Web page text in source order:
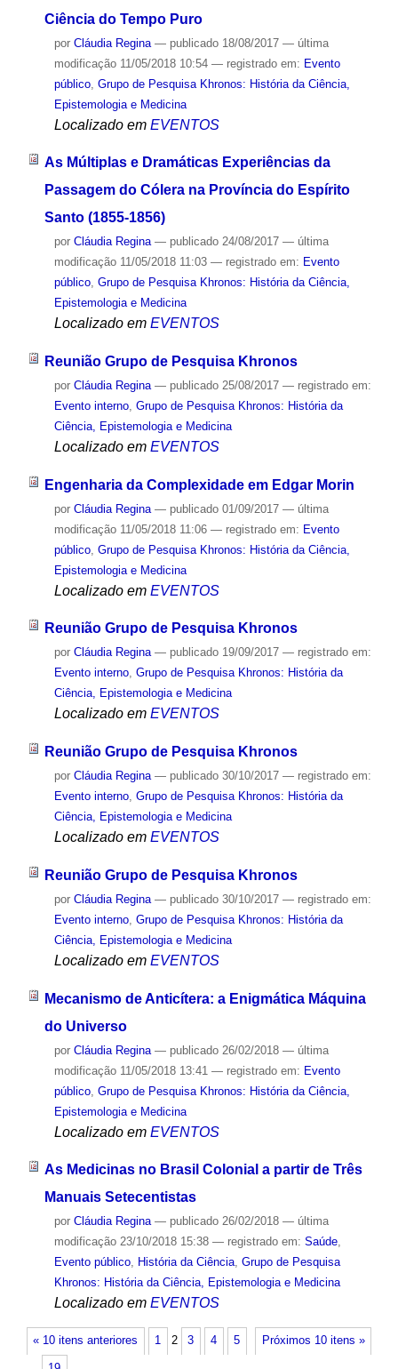
Ciência do Tempo Puro
por Cláudia Regina — publicado18/08/2017 — última
modificação11/05/2018 10:54 — registrado em: Evento
público, Grupo de Pesquisa Khronos: História da Ciência,
Epistemologia e Medicina
Localizado em EVENTOS
As Múltiplas e Dramáticas Experiências da
Passagem do Cólera na Província do Espírito
Santo (1855-1856)
por Cláudia Regina — publicado24/08/2017 — última
modificação11/05/2018 11:03 — registrado em: Evento
público, Grupo de Pesquisa Khronos: História da Ciência,
Epistemologia e Medicina
Localizado em EVENTOS
Reunião Grupo de Pesquisa Khronos
por Cláudia Regina — publicado25/08/2017 — registrado em:
Evento interno, Grupo de Pesquisa Khronos: História da
Ciência, Epistemologia e Medicina
Localizado em EVENTOS
Engenharia da Complexidade em Edgar Morin
por Cláudia Regina — publicado01/09/2017 — última
modificação11/05/2018 11:06 — registrado em: Evento
público, Grupo de Pesquisa Khronos: História da Ciência,
Epistemologia e Medicina
Localizado em EVENTOS
Reunião Grupo de Pesquisa Khronos
por Cláudia Regina — publicado19/09/2017 — registrado em:
Evento interno, Grupo de Pesquisa Khronos: História da
Ciência, Epistemologia e Medicina
Localizado em EVENTOS
Reunião Grupo de Pesquisa Khronos
por Cláudia Regina — publicado30/10/2017 — registrado em:
Evento interno, Grupo de Pesquisa Khronos: História da
Ciência, Epistemologia e Medicina
Localizado em EVENTOS
Reunião Grupo de Pesquisa Khronos
por Cláudia Regina — publicado30/10/2017 — registrado em:
Evento interno, Grupo de Pesquisa Khronos: História da
Ciência, Epistemologia e Medicina
Localizado em EVENTOS
Mecanismo de Anticítera: a Enigmática Máquina
do Universo
por Cláudia Regina — publicado26/02/2018 — última
modificação11/05/2018 13:41 — registrado em: Evento
público, Grupo de Pesquisa Khronos: História da Ciência,
Epistemologia e Medicina
Localizado em EVENTOS
As Medicinas no Brasil Colonial a partir de Três
Manuais Setecentistas
por Cláudia Regina — publicado26/02/2018 — última
modificação23/10/2018 15:38 — registrado em: Saúde,
Evento público, História da Ciência, Grupo de Pesquisa
Khronos: História da Ciência, Epistemologia e Medicina
Localizado em EVENTOS
« 10 itens anteriores Próximos 10 itens »
1 2 3 4 5